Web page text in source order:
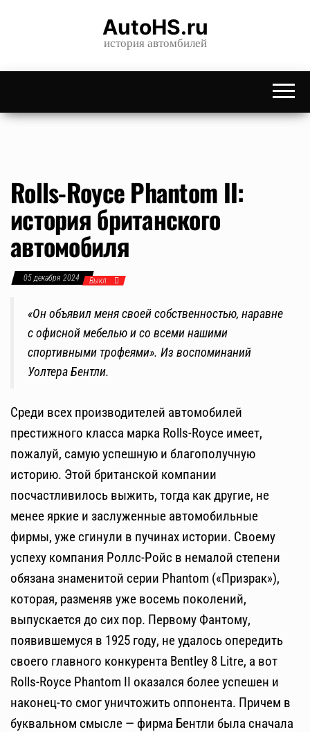
content
AutoHS.ru
история автомбилей
Rolls-Royce Phantom II:
история британского
автомобиля
05 декабря 2024 Выкл.
«Он объявил меня своей собственностью, наравне
с офисной мебелью и со всеми нашими
спортивными трофеями». Из воспоминаний
Уолтера Бентли.
Среди всех производителей автомобилей
престижного класса марка Rolls-Royce имеет,
пожалуй, самую успешную и благополучную
историю. Этой британской компании
посчастливилось выжить, тогда как другие, не
менее яркие и заслуженные автомобильные
фирмы, уже сгинули в пучинах истории. Своему
успеху компания Роллс-Ройс в немалой степени
обязана знаменитой серии Phantom («Призрак»),
которая, разменяв уже восемь поколений,
выпускается до сих пор. Первому Фантому,
появившемуся в 1925 году, не удалось опередить
своего главного конкурента Bentley 8 Litre, а вот
Rolls-Royce Phantom II оказался более успешен и
наконец-то смог уничтожить оппонента. Причем в
буквальном смысле — фирма Бентли была сначала